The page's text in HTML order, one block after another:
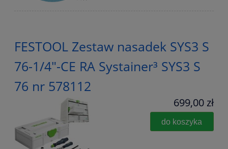
FESTOOL Zestaw nasadek SYS3 S
76-1/4"-CE RA Systainer³ SYS3 S
76 nr 578112
699,00 zł
do koszyka